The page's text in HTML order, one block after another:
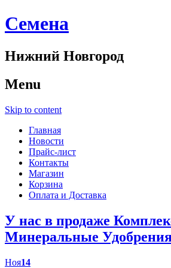
Cемена
Нижний Новгород
Menu
Skip to content
Главная
Новости
Прайс-лист
Контакты
Магазин
Корзина
Оплата и Доставка
У нас в продаже
Минеральные
Ноя14